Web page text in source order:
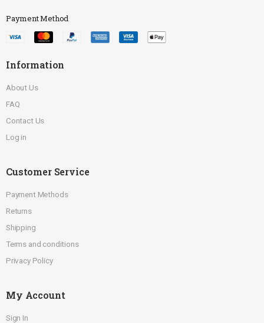
Payment Method
Information
About Us
FAQ
Contact Us
Log in
Customer Service
Payment Methods
Returns
Shipping
Terms and conditions
Privacy Policy
My Account
Sign In